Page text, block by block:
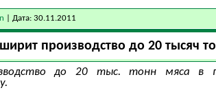
| Дата: 30.11.2011
производство до 20 тысяч
до 20 тыс. тонн мяса в